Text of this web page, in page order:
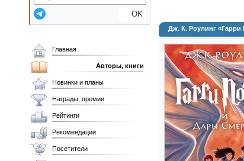
OK
Дж. К. Роулинг «Гарри
Главная
Авторы, книги
Новинки и планы
Награды, премии
Рейтинги
Рекомендации
Посетители